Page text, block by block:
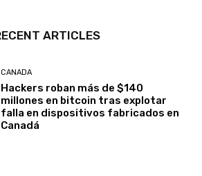
Hackers roban más de $140
millones en bitcoin tras explotar
falla en dispositivos fabricados en
Canadá